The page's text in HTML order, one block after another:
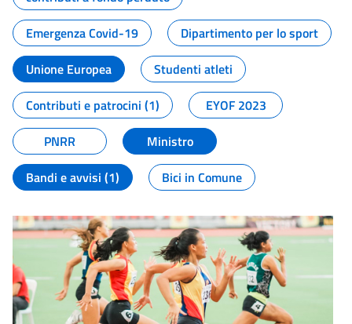
Emergenza Covid-19
Dipartimento per lo sport
Unione Europea
Studenti atleti
Contributi e patrocini (1)
EYOF 2023
PNRR
Ministro
Bandi e avvisi (1)
Bici in Comune